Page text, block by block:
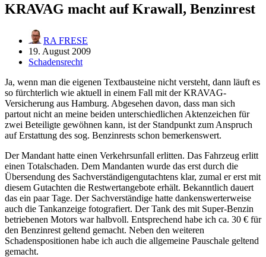
KRAVAG macht auf Krawall, Benzinrest
RA FRESE
19. August 2009
Schadensrecht
Ja, wenn man die eigenen Textbausteine nicht versteht, dann läuft es
so fürchterlich wie aktuell in einem Fall mit der KRAVAG-
Versicherung aus Hamburg. Abgesehen davon, dass man sich
partout nicht an meine beiden unterschiedlichen Aktenzeichen für
zwei Beteiligte gewöhnen kann, ist der Standpunkt zum Anspruch
auf Erstattung des sog. Benzinrests schon bemerkenswert.
Der Mandant hatte einen Verkehrsunfall erlitten. Das Fahrzeug erlitt
einen Totalschaden. Dem Mandanten wurde das erst durch die
Übersendung des Sachverständigengutachtens klar, zumal er erst mit
diesem Gutachten die Restwertangebote erhält. Bekanntlich dauert
das ein paar Tage. Der Sachverständige hatte dankenswerterweise
auch die Tankanzeige fotografiert. Der Tank des mit Super-Benzin
betriebenen Motors war halbvoll. Entsprechend habe ich ca. 30 € für
den Benzinrest geltend gemacht. Neben den weiteren
Schadenspositionen habe ich auch die allgemeine Pauschale geltend
gemacht.